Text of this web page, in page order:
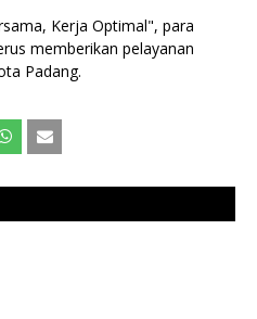
Kerja Optimal", para
memberikan pelayanan
Padang.